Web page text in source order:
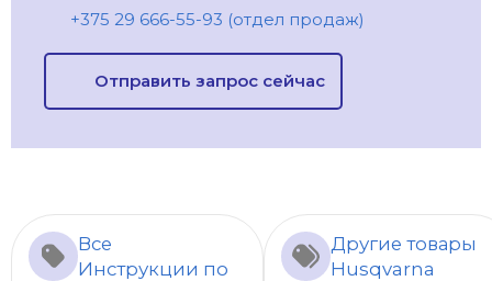
+375 29 666-55-93 (отдел продаж)
Отправить запрос сейчас
Все
Инструкции по
Другие товары
Husqvarna